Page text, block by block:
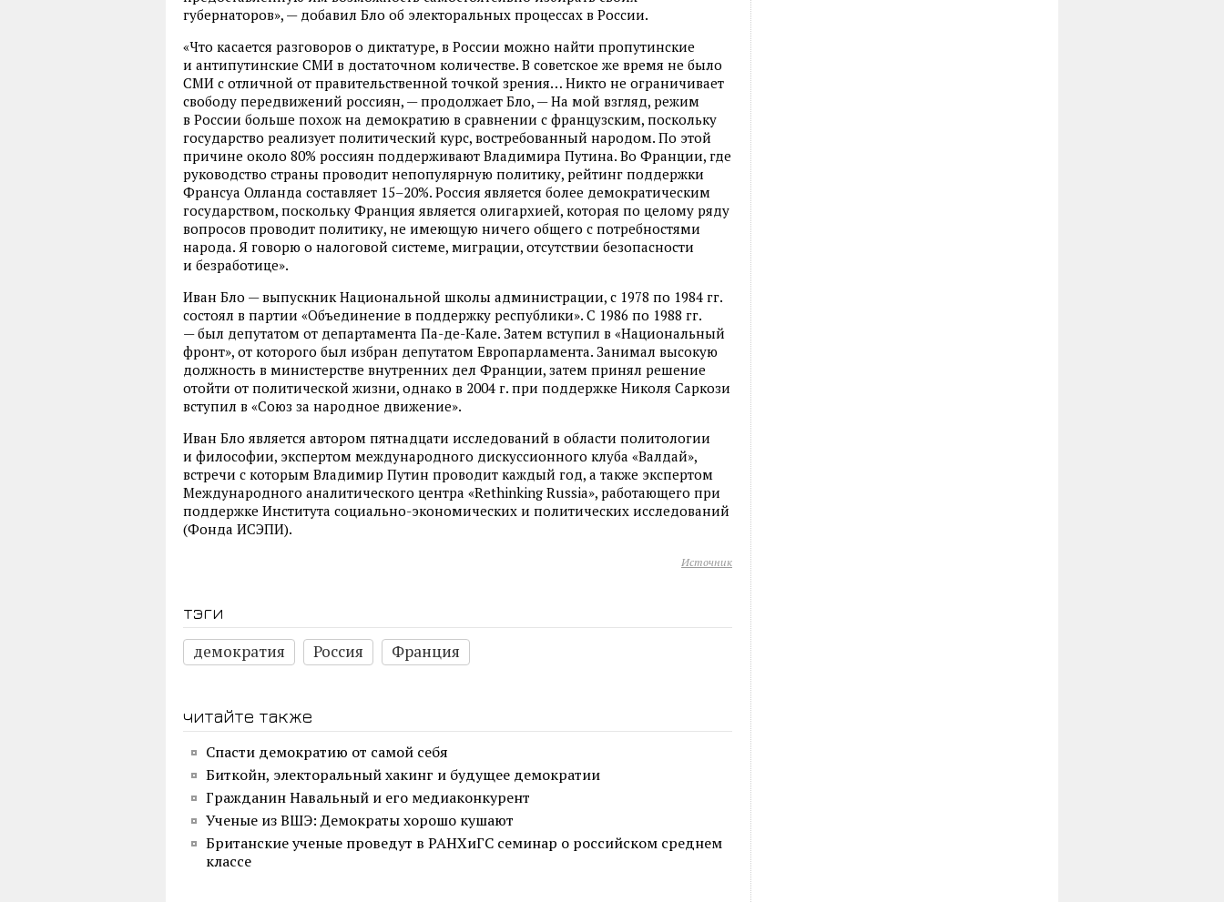
губернаторов», — добавил Бло об электоральных процессах в России.
«Что касается разговоров о диктатуре, в России можно найти пропутинские
и антипутинские СМИ в достаточном количестве. В советское же время не было
СМИ с отличной от правительственной точкой зрения… Никто не ограничивает
свободу передвижений россиян, — продолжает Бло, — На мой взгляд, режим
в России больше похож на демократию в сравнении с французским, поскольку
государство реализует политический курс, востребованный народом. По этой
причине около 80% россиян поддерживают Владимира Путина. Во Франции, где
руководство страны проводит непопулярную политику, рейтинг поддержки
Франсуа Олланда составляет 15–20%. Россия является более демократическим
государством, поскольку Франция является олигархией, которая по целому ряду
вопросов проводит политику, не имеющую ничего общего с потребностями
народа. Я говорю о налоговой системе, миграции, отсутствии безопасности
и безработице».
Иван Бло — выпускник Национальной школы администрации, с 1978 по 1984 гг.
состоял в партии «Объединение в поддержку республики». С 1986 по 1988 гг.
— был депутатом от департамента Па-де-Кале. Затем вступил в «Национальный
фронт», от которого был избран депутатом Европарламента. Занимал высокую
должность в министерстве внутренних дел Франции, затем принял решение
отойти от политической жизни, однако в 2004 г. при поддержке Николя Саркози
вступил в «Союз за народное движение».
Иван Бло является автором пятнадцати исследований в области политологии
и философии, экспертом международного дискуссионного клуба «Валдай»,
встречи с которым Владимир Путин проводит каждый год, а также экспертом
Международного аналитического центра «Rethinking Russia», работающего при
поддержке Института социально-экономических и политических исследований
(Фонда ИСЭПИ).
Источник
тэги
демократия
Россия Франция
читайте также
Спасти демократию от самой себя
Биткойн, электоральный хакинг и будущее демократии
Гражданин Навальный и его медиаконкурент
Ученые из ВШЭ: Демократы хорошо кушают
Британские ученые проведут в РАНХиГС семинар о российском среднем
классе